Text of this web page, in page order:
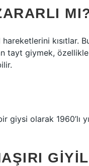
kısıtlar.
tayt giymek,
giysi olarak 1960’lı